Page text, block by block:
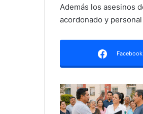
Además los asesinos
acordonado y
Facebook